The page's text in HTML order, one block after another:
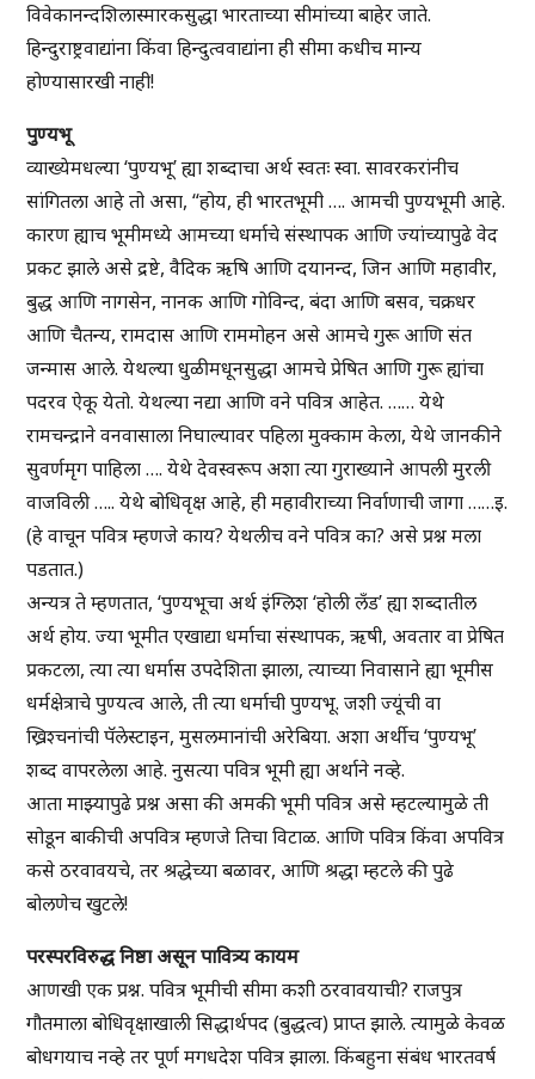
विवेकानन्दशिलास्मारकसुद्धा भारताच्या सीमांच्या बाहेर जाते.
हिन्दुराष्ट्रवाद्यांना किंवा हिन्दुत्ववाद्यांना ही सीमा कधीच मान्य
होण्यासारखी नाही!
पुण्यभू
व्याख्येमधल्या ‘पुण्यभू’ ह्या शब्दाचा अर्थ स्वतः स्वा. सावरकरांनीच
सांगितला आहे तो असा, “होय, ही भारतभूमी …. आमची पुण्यभूमी आहे.
कारण ह्याच भूमीमध्ये आमच्या धर्माचे संस्थापक आणि ज्यांच्यापुढे वेद
प्रकट झाले असे द्रष्टे, वैदिक ऋषि आणि दयानन्द, जिन आणि महावीर,
बुद्ध आणि नागसेन, नानक आणि गोविन्द, बंदा आणि बसव, चक्रधर
आणि चैतन्य, रामदास आणि राममोहन असे आमचे गुरू आणि संत
जन्मास आले. येथल्या धुळीमधूनसुद्धा आमचे प्रेषित आणि गुरू ह्यांचा
पदरव ऐकू येतो. येथल्या नद्या आणि वने पवित्र आहेत. …… येथे
रामचन्द्राने वनवासाला निघाल्यावर पहिला मुक्काम केला, येथे जानकीने
सुवर्णमृग पाहिला …. येथे देवस्वरूप अशा त्या गुराख्याने आपली मुरली
वाजविली ….. येथे बोधिवृक्ष आहे, ही महावीराच्या निर्वाणाची जागा ……इ.
(हे वाचून पवित्र म्हणजे काय? येथलीच वने पवित्र का? असे प्रश्न मला
पडतात.)
अन्यत्र ते म्हणतात, ‘पुण्यभूचा अर्थ इंग्लिश ‘होली लँड’ ह्या शब्दातील
अर्थ होय. ज्या भूमीत एखाद्या धर्माचा संस्थापक, ऋषी, अवतार वा प्रेषित
प्रकटला, त्या त्या धर्मास उपदेशिता झाला, त्याच्या निवासाने ह्या भूमीस
धर्मक्षेत्राचे पुण्यत्व आले, ती त्या धर्माची पुण्यभू. जशी ज्यूंची वा
ख्रिश्चनांची पॅलेस्टाइन, मुसलमानांची अरेबिया. अशा अर्थीच ‘पुण्यभू’
शब्द वापरलेला आहे. नुसत्या पवित्र भूमी ह्या अर्थाने नव्हे.
आता माझ्यापुढे प्रश्न असा की अमकी भूमी पवित्र असे म्हटल्यामुळे ती
सोडून बाकीची अपवित्र म्हणजे तिचा विटाळ. आणि पवित्र किंवा अपवित्र
कसे ठरवावयचे, तर श्रद्धेच्या बळावर, आणि श्रद्धा म्हटले की पुढे
बोलणेच खुटले!
परस्परविरुद्ध निष्ठा असून पावित्र्य कायम
आणखी एक प्रश्न. पवित्र भूमीची सीमा कशी ठरवावयाची? राजपुत्र
गौतमाला बोधिवृक्षाखाली सिद्धार्थपद (बुद्धत्व) प्राप्त झाले. त्यामुळे केवळ
बोधगयाच नव्हे तर पूर्ण मगधदेश पवित्र झाला. किंबहुना संबंध भारतवर्ष